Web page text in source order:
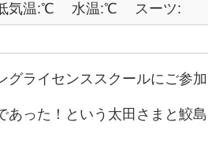
気温:℃ 水温:℃ スーツ:
グライセンススクールにご参
あった！という太田さまと鮫